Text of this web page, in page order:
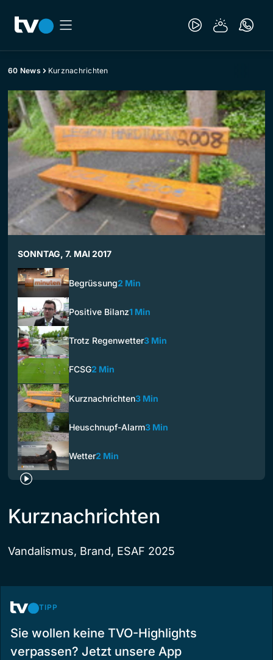
60 News Kurznachrichten
SONNTAG, 7. MAI 2017
Begrüssung2 Min
Positive Bilanz1 Min
Trotz Regenwetter3 Min
FCSG2 Min
Kurznachrichten3 Min
Heuschnupf-Alarm3 Min
Wetter2 Min
Kurznachrichten
Vandalismus, Brand, ESAF 2025
TIPP
Sie wollen keine TVO-Highlights
verpassen? Jetzt unsere App